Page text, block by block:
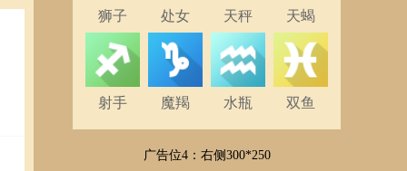
狮子 处女 天秤 天蝎
射手 魔羯 水瓶 双鱼
广告位4：右侧300*250